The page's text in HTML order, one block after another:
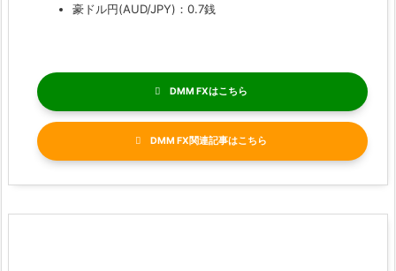
豪ドル円(AUD/JPY)：0.7銭
DMM FX
DMM FX関連記事